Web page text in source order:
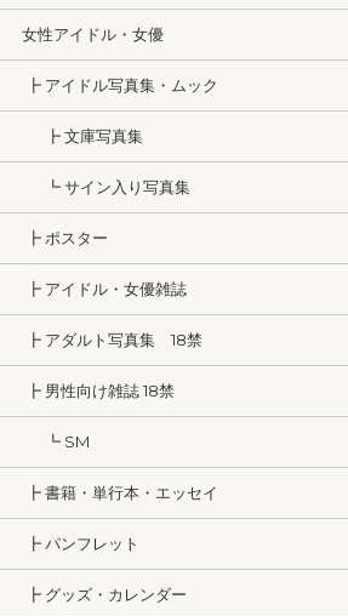
女性アイドル・女優
┣ アイドル写真集・ムック
┣ 文庫写真集
┗ サイン入り写真集
┣ ポスター
┣ アイドル・女優雑誌
┣ アダルト写真集 18禁
┣ 男性向け雑誌 18禁
┗ SM
┣ 書籍・単行本・エッセイ
┣ パンフレット
┣ グッズ・カレンダー